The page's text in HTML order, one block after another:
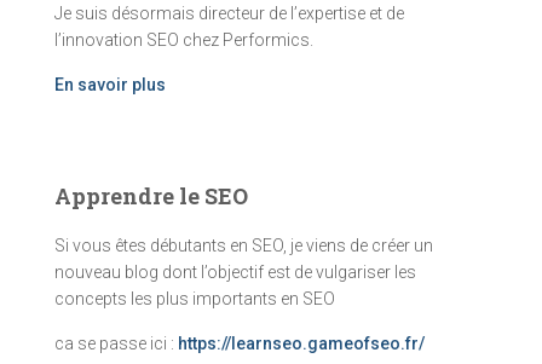
Je suis désormais directeur de l’expertise et de
l’innovation SEO chez Performics.
En savoir plus
Apprendre le SEO
Si vous êtes débutants en SEO, je viens de créer un
nouveau blog dont l’objectif est de vulgariser les
concepts les plus importants en SEO
ca se passe ici : https://learnseo.gameofseo.fr/